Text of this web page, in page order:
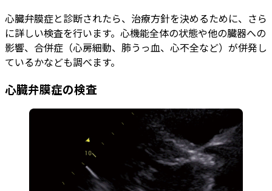
心臓弁膜症と診断されたら、治療方針を決めるために、さら
に詳しい検査を行います。心機能全体の状態や他の臓器への
影響、合併症（心房細動、肺うっ血、心不全など）が併発し
ているかなども調べます。
心臓弁膜症の検査